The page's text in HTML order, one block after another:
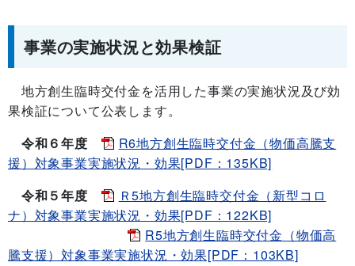
事業の実施状況と効果検証
地方創生臨時交付金を活用した事業の実施状況及び効
果検証について公表します。
令和６年度
R6地方創生臨時交付金（物価高騰支
援）対象事業実施状況・効果[PDF：135KB]
令和５年度
Ｒ5地方創生臨時交付金（新型コロ
ナ）対象事業実施状況・効果[PDF：122KB]
R5地方創生臨時交付金（物価高
騰支援）対象事業実施状況・効果[PDF：103KB]